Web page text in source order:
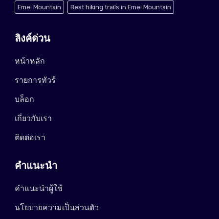
Emei Mountain Best hiking trails in Emei Mountain
ลิงค์ด่วน
หน้าหลัก
รายการทัวร์
บล็อก
เกี่ยวกับเรา
ติดต่อเรา
คำแนะนำ
คำแนะนำผู้ใช้
นโยบายความเป็นส่วนตัว